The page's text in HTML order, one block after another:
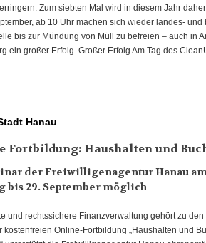
Zum siebten Mal wird in diesem Jahr
ab 10 Uhr machen sich wieder landes-
bis zur Mündung von Müll zu befreien – auch in
ein großer Erfolg. Großer Erfolg Am Tag des
Hanau
Fortbildung: Haushalten und
der Freiwilligenagentur Hanau
bis 29. September möglich
und rechtssichere Finanzverwaltung gehört zu
kostenfreien Online-Fortbildung „Haushalten und